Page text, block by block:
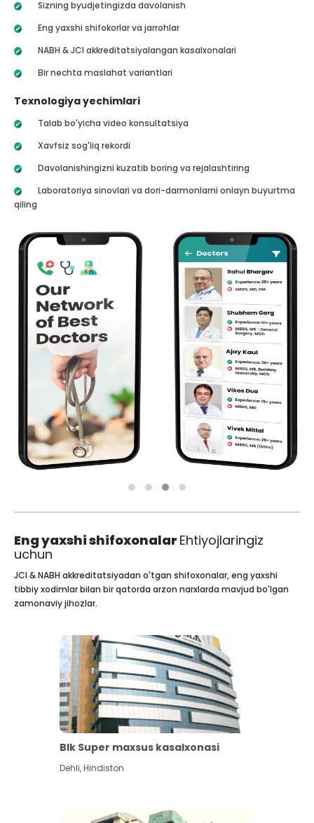
Sizning byudjetingizda davolanish
Eng yaxshi shifokorlar va jarrohlar
NABH & JCI akkreditatsiyalangan kasalxonalari
Bir nechta maslahat variantlari
Texnologiya yechimlari
Talab bo'yicha video konsultatsiya
Xavfsiz sog'liq rekordi
Davolanishingizni kuzatib boring va rejalashtiring
Laboratoriya sinovlari va dori-darmonlarni onlayn buyurtma
qiling
Eng yaxshi shifoxonalar Ehtiyojlaringiz
uchun
JCI & NABH akkreditatsiyadan o'tgan shifoxonalar, eng yaxshi
tibbiy xodimlar bilan bir qatorda arzon narxlarda mavjud bo'lgan
zamonaviy jihozlar.
Blk Super maxsus kasalxonasi
Dehli,Hindiston